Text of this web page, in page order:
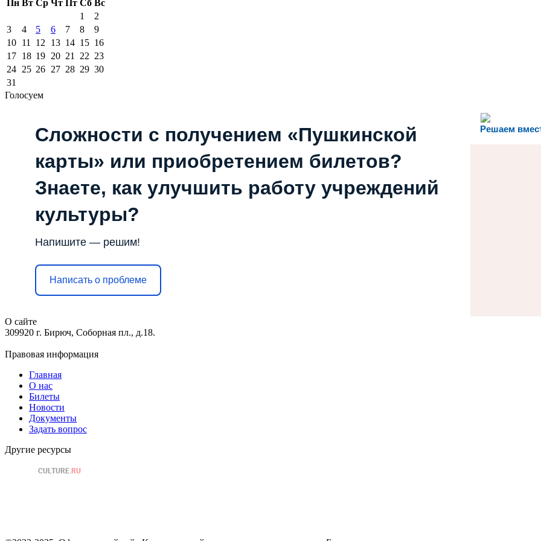
Пн Вт Ср Чт Пт Сб Вс
1
2
3
4 5 6 7 8
9
10 11 12 13 14 15 16
17 18 19 20 21 22 23
24 25 26 27 28 29 30
31
Голосуем
Решаем
Сложности с получением «Пушкинской
карты» или приобретением билетов?
Знаете, как улучшить работу учреждений
культуры?
Напишите — решим!
Написать о проблеме
О сайте
309920 г. Бирюч, Соборная пл., д.18.
Правовая информация
Главная
О нас
Билеты
Новости
Документы
Задать вопрос
Другие ресурсы